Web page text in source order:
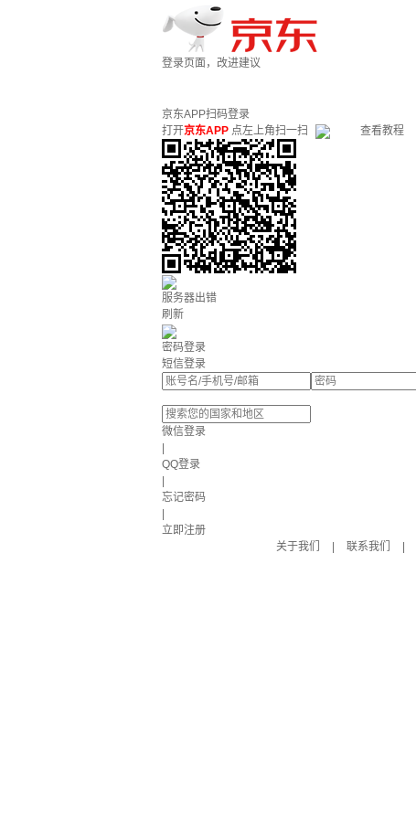
登录页面，改进建议
京东APP扫码登录
打开京东APP 点左上角扫一扫 查看教程
服务器出错
刷新
密码登录
短信登录
微信登录
QQ登录
忘记密码
立即注册
关于我们
联系我们